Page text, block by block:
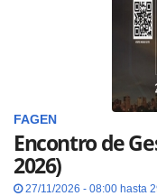
FAGEN
Encontro de
2026)
27/11/2026 - 08:00 hasta